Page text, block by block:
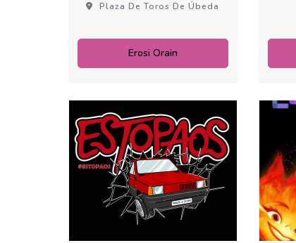
Plaza De Toros De Úbeda
Erosi Orain